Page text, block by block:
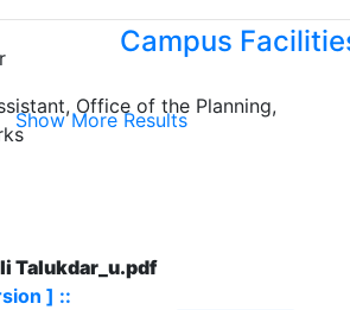
Campus
Show More Results
Office of the Planning,
Talukdar_u.pdf
] ::